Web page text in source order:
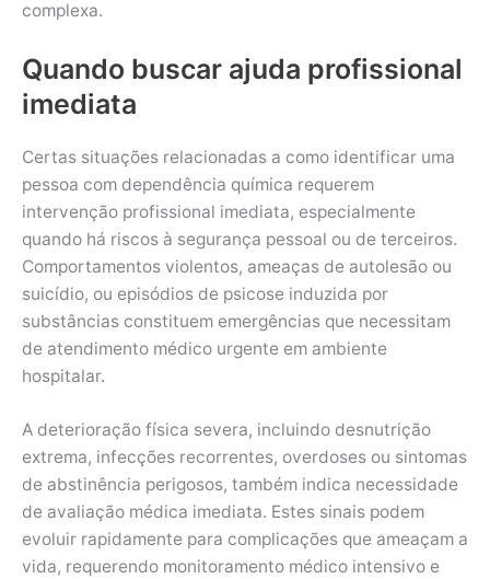
complexa.
Quando buscar ajuda profissional
imediata
Certas situações relacionadas a como identificar uma
pessoa com dependência química requerem
intervenção profissional imediata, especialmente
quando há riscos à segurança pessoal ou de terceiros.
Comportamentos violentos, ameaças de autolesão ou
suicídio, ou episódios de psicose induzida por
substâncias constituem emergências que necessitam
de atendimento médico urgente em ambiente
hospitalar.
A deterioração física severa, incluindo desnutrição
extrema, infecções recorrentes, overdoses ou sintomas
de abstinência perigosos, também indica necessidade
de avaliação médica imediata. Estes sinais podem
evoluir rapidamente para complicações que ameaçam a
vida, requerendo monitoramento médico intensivo e